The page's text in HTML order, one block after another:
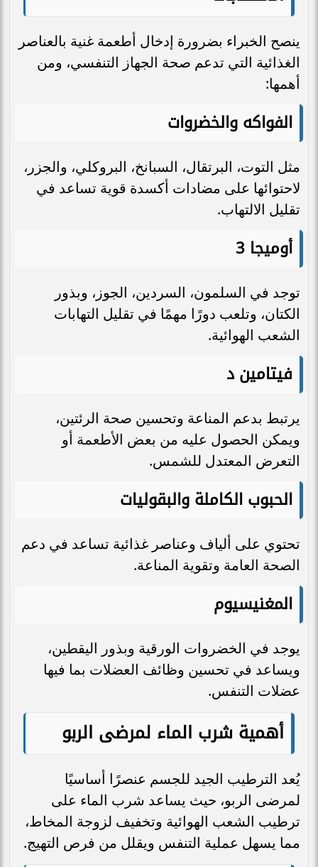
ينصح الخبراء بضرورة إدخال أطعمة غنية بالعناصر
الغذائية التي تدعم صحة الجهاز التنفسي، ومن
أهمها:
الفواكه والخضروات
مثل التوت، البرتقال، السبانخ، البروكلي، والجزر،
لاحتوائها على مضادات أكسدة قوية تساعد في
تقليل الالتهاب.
أوميجا 3
توجد في السلمون، السردين، الجوز، وبذور
الكتان، وتلعب دورًا مهمًا في تقليل التهابات
الشعب الهوائية.
فيتامين د
يرتبط بدعم المناعة وتحسين صحة الرئتين،
ويمكن الحصول عليه من بعض الأطعمة أو
التعرض المعتدل للشمس.
الحبوب الكاملة والبقوليات
تحتوي على ألياف وعناصر غذائية تساعد في دعم
الصحة العامة وتقوية المناعة.
المغنيسيوم
يوجد في الخضروات الورقية وبذور اليقطين،
ويساعد في تحسين وظائف العضلات بما فيها
عضلات التنفس.
أهمية شرب الماء لمرضى الربو
يُعد الترطيب الجيد للجسم عنصرًا أساسيًا
لمرضى الربو، حيث يساعد شرب الماء على
ترطيب الشعب الهوائية وتخفيف لزوجة المخاط،
مما يسهل عملية التنفس ويقلل من فرص التهيج.